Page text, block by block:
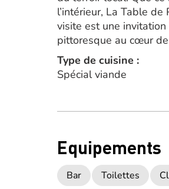
l’intérieur, La Table
visite est une
pittoresque au cœur
Type de cuisine :
Spécial viande
Equipements
Bar Toilettes